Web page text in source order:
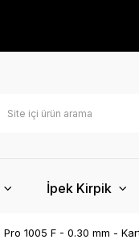
İpek Kirpik
1005 F - 0.30 mm -